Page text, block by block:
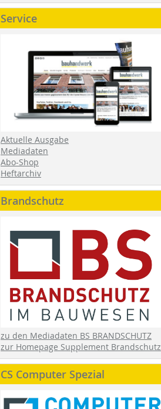
Service
Aktuelle Ausgabe
Mediadaten
Abo-Shop
Heftarchiv
Brandschutz
zu den Mediadaten BS BRANDSCHUTZ
zur Homepage Supplement Brandschutz
CS Computer Spezial